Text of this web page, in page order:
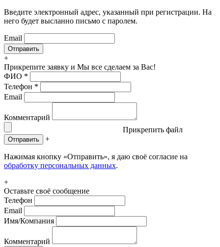
Введите электронный адрес, указанный при регистрации. На
него будет высланно письмо с паролем.
Email
+
Прикрепите заявку и Мы все сделаем за Вас!
ФИО *
Телефон *
Email
Комментарий
Прикрепить файл
Отправить +
Нажимая кнопку «Отправить», я даю своё согласие на
обработку персональных данных.
+
Оставьте своё сообщение
Телефон
Email
Имя/Компания
Комментарий